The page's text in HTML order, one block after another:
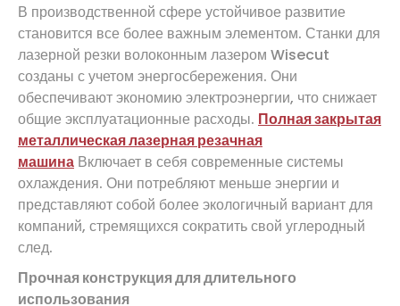
В производственной сфере устойчивое развитие
становится все более важным элементом. Станки для
лазерной резки волоконным лазером Wisecut
созданы с учетом энергосбережения. Они
обеспечивают экономию электроэнергии, что снижает
общие эксплуатационные расходы. Полная закрытая
металлическая лазерная резачная
машина Включает в себя современные системы
охлаждения. Они потребляют меньше энергии и
представляют собой более экологичный вариант для
компаний, стремящихся сократить свой углеродный
след.
Прочная конструкция для длительного
использования